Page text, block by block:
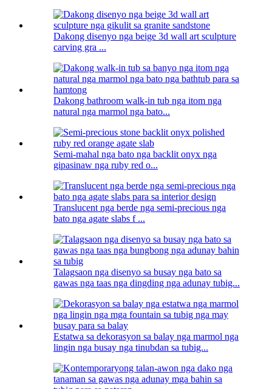
Dakong disenyo nga beige 3d wall art sculpture
carving gra ...
Dakong bathroom walk-in tub nga itom nga
natural nga marmol nga bato...
Semi-mahal nga bato nga backlit onyx nga
gipasinaw nga ruby ​​​​red o...
Translucent nga berde nga semi-precious nga
bato nga agate slabs f ...
Talagsaon nga disenyo sa busay nga bato sa
gawas nga taas nga dingding nga adunay tubig...
Estatwa sa dekorasyon sa balay nga marmol nga
lingin nga busay nga tinubdan sa tubig...